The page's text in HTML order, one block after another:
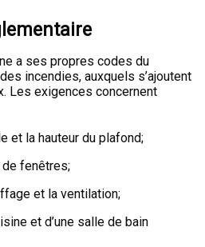
a ses propres codes du
incendies, auxquels s’ajoutent
Les exigences concernent
et la hauteur du plafond;
fenêtres;
et la ventilation;
et d’une salle de bain